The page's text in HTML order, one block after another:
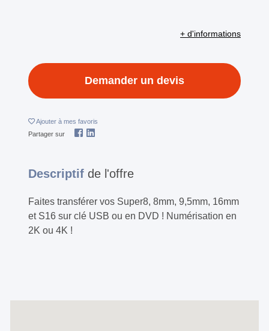
+ d'informations
Demander un devis
Ajouter à mes favoris
Partager sur
Descriptif de l'offre
Faites transférer vos Super8, 8mm, 9,5mm, 16mm
et S16 sur clé USB ou en DVD ! Numérisation en
2K ou 4K !